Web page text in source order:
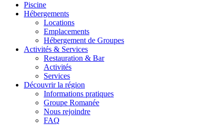
Piscine
Hébergements
Locations
Emplacements
Hébergement de Groupes
Activités & Services
Restauration & Bar
Activités
Services
Découvrir la région
Informations pratiques
Groupe Romanée
Nous rejoindre
FAQ